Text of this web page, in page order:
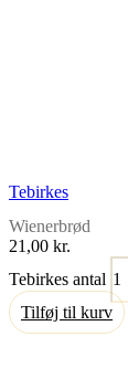
Tebirkes
Wienerbrød
21,00 kr.
Tebirkes antal
Tilføj til kurv